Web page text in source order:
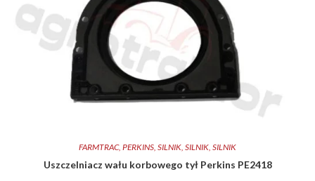
FARMTRAC, PERKINS SILNIK SILNIK SILNIK
Uszczelniacz wału korbowego tył Perkins PE2418